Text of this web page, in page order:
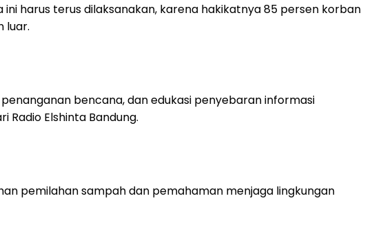
harus terus dilaksanakan, karena hakikatnya 85 persen korban
luar.
bencana, dan edukasi penyebaran informasi
Radio Elshinta Bandung.
pemilahan sampah dan pemahaman menjaga lingkungan